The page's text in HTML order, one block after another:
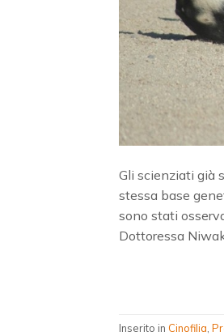
Gli scienziati già
stessa base
sono stati
Dottoressa
Inserito in Cinofilia,